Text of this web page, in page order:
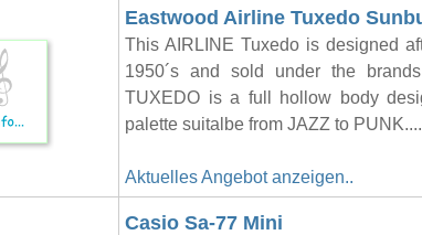
Eastwood Airline Tuxedo
This AIRLINE Tuxedo is designed
1950´s and sold under the
TUXEDO is a full hollow body
palette suitalbe from JAZZ to PUNK....
Aktuelles Angebot anzeigen..
Casio Sa-77 Mini